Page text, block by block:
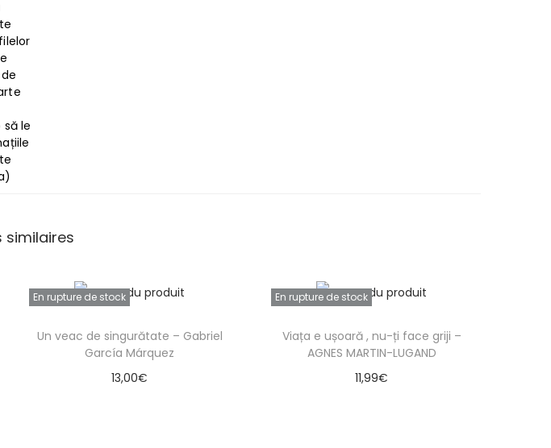
le
similaires
En rupture de stock
Un veac de singurătate – Gabriel
García Márquez
13,00€
En rupture de stock
Viața e ușoară , nu-ți face griji –
AGNES MARTIN-LUGAND
11,99€